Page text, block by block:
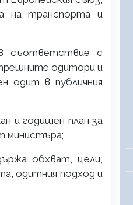
на транспорта и
съответствие с
одитори и
одит в публичния
и годишен план за
министъра;
обхват, цели,
одитния подход и